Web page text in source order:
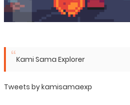
Kami Sama Explorer
Tweets by kamisamaexp